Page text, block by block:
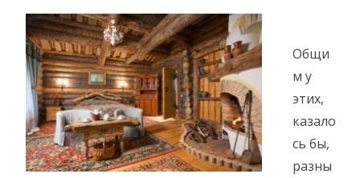
Общи
м у
этих,
казало
сь бы,
разны